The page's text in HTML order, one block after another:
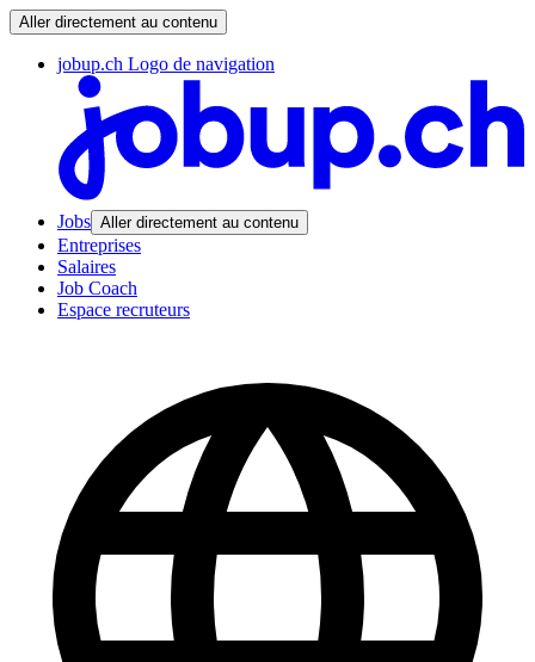
Aller directement au contenu
jobup.ch Logo de navigation
Jobs Aller directement au contenu
Entreprises
Salaires
Job Coach
Espace recruteurs